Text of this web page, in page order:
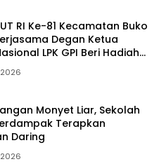
RI Ke-81 Kecamatan Buko
Degan Ketua
LPK GPI Beri Hadiah
Laga Sepak Bola U-
Monyet Liar, Sekolah
Terapkan
Daring